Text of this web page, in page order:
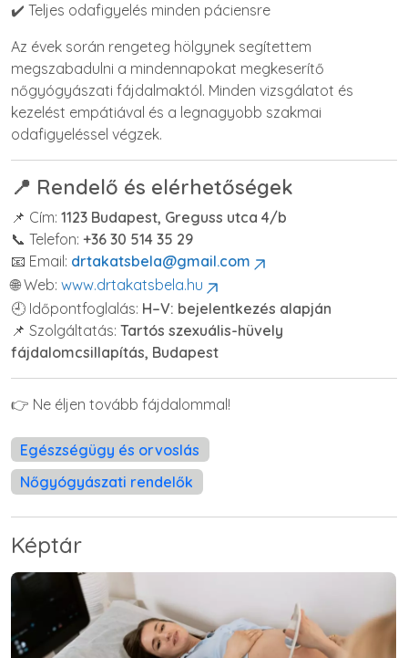
✔️ Teljes odafigyelés minden páciensre
Az évek során rengeteg hölgynek segítettem
megszabadulni a mindennapokat megkeserítő
nőgyógyászati fájdalmaktól. Minden vizsgálatot és
kezelést empátiával és a legnagyobb szakmai
odafigyeléssel végzek.
📍 Rendelő és elérhetőségek
📌 Cím: 1123 Budapest, Greguss utca 4/b
📞 Telefon: +36 30 514 35 29
📧 Email: drtakatsbela@gmail.com
🌐 Web: www.drtakatsbela.hu
🕘 Időpontfoglalás: H–V: bejelentkezés alapján
📌 Szolgáltatás: Tartós szexuális-hüvely
fájdalomcsillapítás, Budapest
👉 Ne éljen tovább fájdalommal!
Egészségügy és orvoslás
Nőgyógyászati ​​rendelők
Képtár